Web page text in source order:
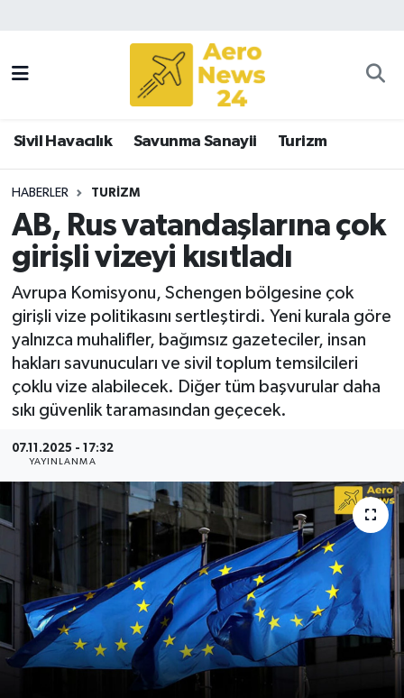
Sivil Havacılık Savunma Sanayii Turizm
HABERLER TURIZM
AB, Rus vatandaşlarına çok
girişli vizeyi kısıtladı
Avrupa Komisyonu, Schengen bölgesine çok
girişli vize politikasını sertleştirdi. Yeni kurala göre
yalnızca muhalifler, bağımsız gazeteciler, insan
hakları savunucuları ve sivil toplum temsilcileri
çoklu vize alabilecek. Diğer tüm başvurular daha
sıkı güvenlik taramasından geçecek.
07.11.2025 - 17:32
YAYINLANMA